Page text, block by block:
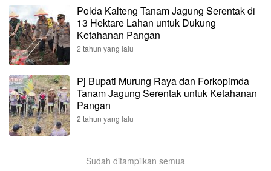
Polda Kalteng Tanam Jagung Serentak di
13 Hektare Lahan untuk Dukung
Ketahanan Pangan
2 tahun yang lalu
Pj Bupati Murung Raya dan Forkopimda
Tanam Jagung Serentak untuk Ketahanan
Pangan
2 tahun yang lalu
Sudah ditampilkan semua